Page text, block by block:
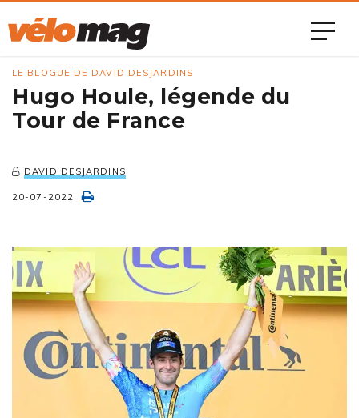
LE BLOGUE DE DAVID DESJARDINS
Hugo Houle, légende du
Tour de France
DAVID DESJARDINS
20-07-2022